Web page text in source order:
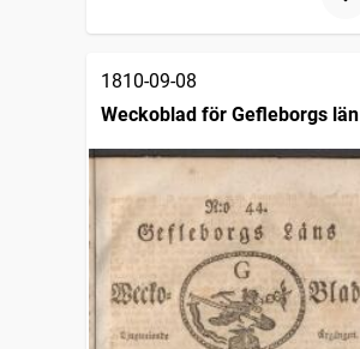
1810-09-08
Weckoblad för Gefleborgs län